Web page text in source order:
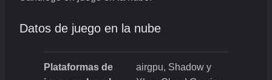
Datos de juego en la nube
Plataformas de
airgpu, Shadow y